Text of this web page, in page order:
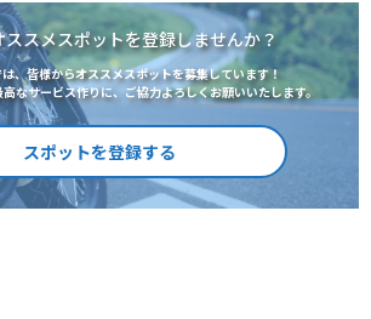
ススメスポットを登録しませんか？
、皆様からオススメスポットを募集しています！
なサービス作りに、ご協力よろしくお願いいたします。
スポットを登録する